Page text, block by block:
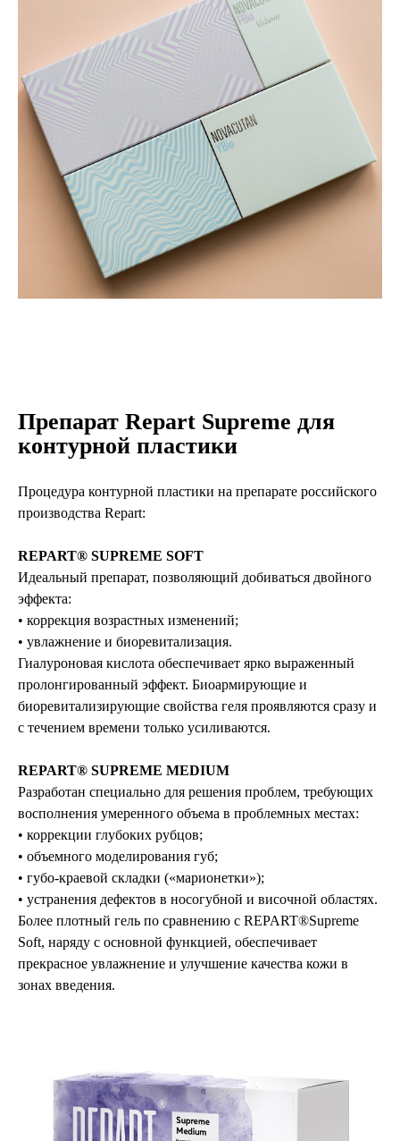
Препарат Repart Supreme для
контурной пластики
Процедура контурной пластики на препарате российского
производства Repart:
REPART® SUPREME SOFT
Идеальный препарат, позволяющий добиваться двойного
эффекта:
• коррекция возрастных изменений;
• увлажнение и биоревитализация.
Гиалуроновая кислота обеспечивает ярко выраженный
пролонгированный эффект. Биоармирующие и
биоревитализирующие свойства геля проявляются сразу и
с течением времени только усиливаются.
REPART® SUPREME MEDIUM
Разработан специально для решения проблем, требующих
восполнения умеренного объема в проблемных местах:
• коррекции глубоких рубцов;
• объемного моделирования губ;
• губо-краевой складки («марионетки»);
• устранения дефектов в носогубной и височной областях.
Более плотный гель по сравнению с REPART®Supreme
Soft, наряду с основной функцией, обеспечивает
прекрасное увлажнение и улучшение качества кожи в
зонах введения.